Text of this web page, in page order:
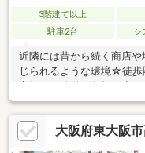
3階建て以上
駐車2台
シ
近隣には昔から続く商店
じられるような環境☆徒歩
市部への移動も負担が少
スを広く感じられるよう
のキッチンはリビングス
らんをより過ごしやすく、
とした車庫スペースには
大阪府東大阪